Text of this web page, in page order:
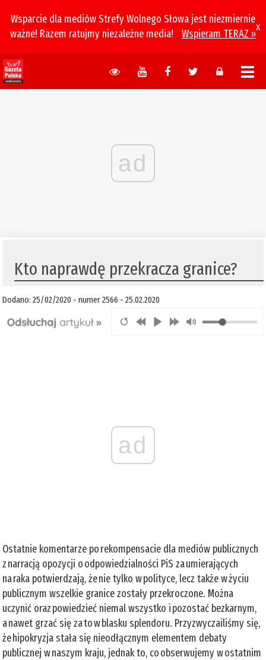
Wsparcie dla mediów Strefy Wolnego Słowa jest niezmiernie
ważne! Razem ratujmy niezależne media!
Wspieram TERAZ »
x
ad
Kto naprawdę przekracza granice?
Dodano: 25/02/2020 - numer 2566 - 25.02.2020
ad
Ostatnie komentarze po rekompensacie dla mediów publicznych
z narracją opozycji o odpowiedzialności PiS za umierających
na raka potwierdzają, że nie tylko w polityce, lecz także w życiu
publicznym wszelkie granice zostały przekroczone. Można
uczynić oraz powiedzieć niemal wszystko i pozostać bezkarnym,
a nawet grzać się za to w blasku splendoru. Przyzwyczailiśmy się,
że hipokryzja stała się nieodłącznym elementem debaty
publicznej w naszym kraju, jednak to, co obserwujemy w ostatnim